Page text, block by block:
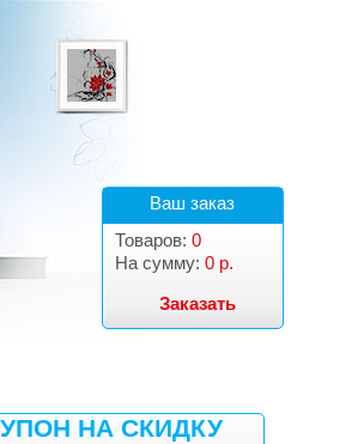
Ваш заказ
Товаров: 0
На сумму: 0 р.
Заказать
НА СКИДКУ